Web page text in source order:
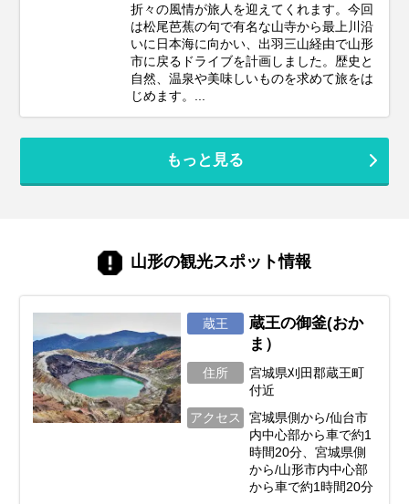
折々の風情が旅人を迎えてくれます。今回
は松尾芭蕉の句で有名な山寺から最上川沿
いに日本海に向かい、出羽三山経由で山形
市に戻るドライブを計画しました。歴史と
自然、温泉や美味しいものを求めて旅をは
じめます。...
もっと見る
山形の観光スポット情報
蔵王
蔵王の御釜(おか
ま）
住所
宮城県刈田郡蔵王町
付近
アクセス
宮城県側から/仙台市
内中心部から車で約1
時間20分、宮城県側
から/山形市内中心部
から車で約1時間20分